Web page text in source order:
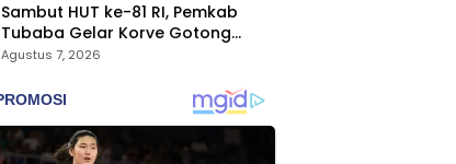
Sambut HUT ke-81 RI, Pemkab
Tubaba Gelar Korve Gotong
Royong dan Bersih-Bersih
Agustus 7, 2026